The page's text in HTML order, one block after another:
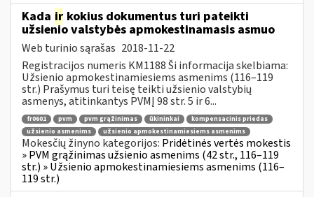
Kada ir kokius dokumentus turi pateikti
užsienio valstybės apmokestinamasis asmuo
Web turinio sąrašas 2018-11-22
Registracijos numeris KM1188 Ši informacija skelbiama:
Užsienio apmokestinamiesiems asmenims (116–119
str.) Prašymus turi teisę teikti užsienio valstybių
asmenys, atitinkantys PVMĮ 98 str. 5 ir 6...
fr0601 pvm pvm grąžinimas ūkininkai
kompensacinis priedas
užsienio asmenims
užsienio apmokestinamiesiems asmenims
Mokesčių žinyno kategorijos: Pridėtinės vertės mokestis
» PVM grąžinimas užsienio asmenims (42 str., 116–119
str.) » Užsienio apmokestinamiesiems asmenims (116–
119 str.)